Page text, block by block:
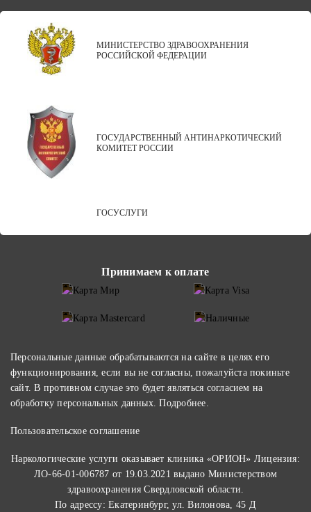
МИНИСТЕРСТВО ЗДРАВООХРАНЕНИЯ
РОССИЙСКОЙ ФЕДЕРАЦИИ
ГОСУДАРСТВЕННЫЙ АНТИНАРКОТИЧЕСКИЙ
КОМИТЕТ РОССИИ
ГОСУСЛУГИ
Принимаем к оплате
Персональные данные обрабатываются на сайте в целях его
функционирования, если вы не согласны, пожалуйста покиньте
сайт. В противном случае это будет являться согласием на
обработку персональных данных.Подробнее
Пользовательское соглашение
Наркологические услуги оказывает клиника «ОРИОН» Лицензия:
ЛО-66-01-006787 от 19.03.2021 выдано Министерством
здравоохранения Свердловской области.
По адрессу: Екатеринбург, ул. Вилонова, 45 Д